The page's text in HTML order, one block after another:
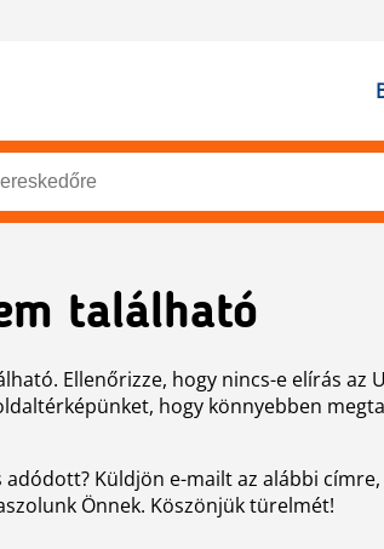
található
Ellenőrizze, hogy nincs-e elírás az
hogy könnyebben
Küldjön e-mailt az alábbi címre,
Önnek. Köszönjük türelmét!